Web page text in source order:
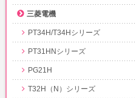
三菱電機
PT34H/T34Hシリーズ
PT31HNシリーズ
PG21H
T32H（N）シリーズ